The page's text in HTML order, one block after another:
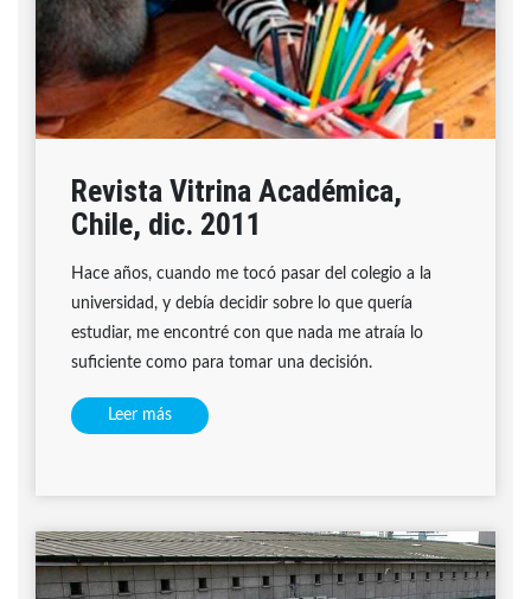
Revista Vitrina Académica,
Chile, dic. 2011
Hace años, cuando me tocó pasar del colegio a la
universidad, y debía decidir sobre lo que quería
estudiar, me encontré con que nada me atraía lo
suficiente como para tomar una decisión.
Leer más